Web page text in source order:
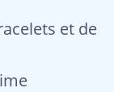
et de